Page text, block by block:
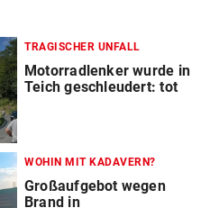
TRAGISCHER UNFALL
Motorradlenker wurde in
Teich geschleudert: tot
WOHIN MIT KADAVERN?
Großaufgebot wegen
Brand in